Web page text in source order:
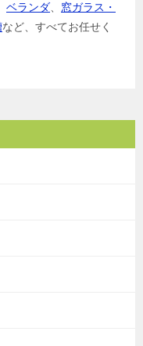
ベランダ、 窓ガラス・
など、すべてお任せく